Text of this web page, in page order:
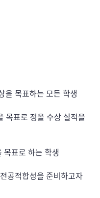
을 목표하는 모든 학생
목표로 정올 수상 실적을
목표로 하는 학생
공적합성을 준비하고자